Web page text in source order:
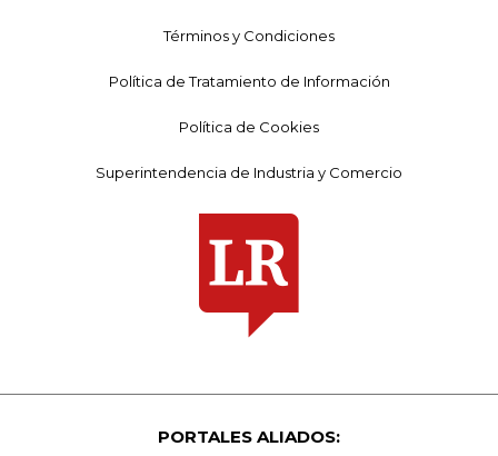
Términos y Condiciones
Política de Tratamiento de Información
Política de Cookies
Superintendencia de Industria y Comercio
PORTALES ALIADOS: